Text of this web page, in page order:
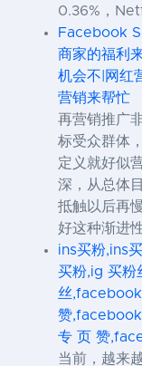
0.36%，
Facebook
商家的福利
机会不|网红
营销来帮忙
再营销推广
标受众群体
定义就好似
深，从总体
抵触以后再
好这种渐进
ins买粉,ins
买粉,ig 买粉
丝
赞
专 页 赞
当前，越来